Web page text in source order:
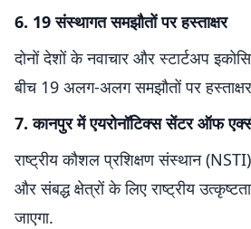
6. 19 संस्थागत समझौतों पर हस्ताक्षर
दोनों देशों के नवाचार और स्टार्टअप
बीच 19 अलग-अलग समझौतों पर
7. कानपुर में एयरोनॉटिक्स सेंटर ऑफ
राष्ट्रीय कौशल प्रशिक्षण संस्थान
और संबद्ध क्षेत्रों के लिए राष्ट्रीय
जाएगा.